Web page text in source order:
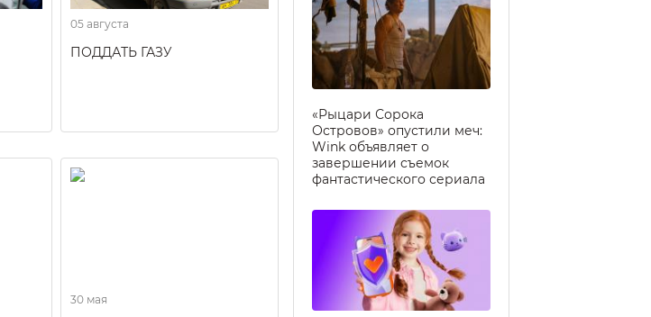
05 августа
ПОДДАТЬ ГАЗУ
30 мая
«Рыцари Сорока
Островов» опустили меч:
Wink объявляет о
завершении съемок
фантастического сериала